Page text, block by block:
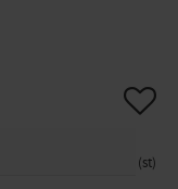
st
Lägg